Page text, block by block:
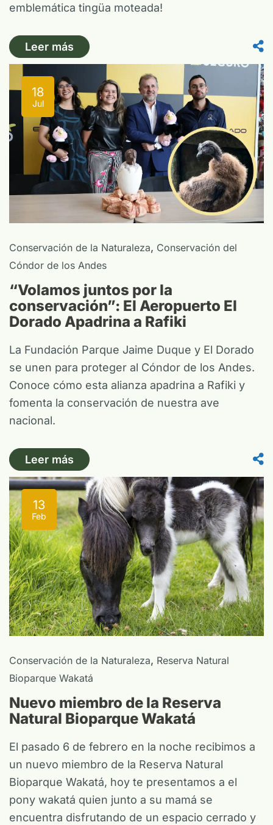
emblemática tingüa moteada!
Leer más
18
Jul
Conservación de la Naturaleza, Conservación del
Cóndor de los Andes
“Volamos juntos por la
conservación”: El Aeropuerto El
Dorado Apadrina a Rafiki
La Fundación Parque Jaime Duque y El Dorado
se unen para proteger al Cóndor de los Andes.
Conoce cómo esta alianza apadrina a Rafiki y
fomenta la conservación de nuestra ave
nacional.
Leer más
13
Feb
Conservación de la Naturaleza, Reserva Natural
Bioparque Wakatá
Nuevo miembro de la Reserva
Natural Bioparque Wakatá
El pasado 6 de febrero en la noche recibimos a
un nuevo miembro de la Reserva Natural
Bioparque Wakatá, hoy te presentamos a el
pony wakatá quien junto a su mamá se
encuentra disfrutando de un espacio cerrado y